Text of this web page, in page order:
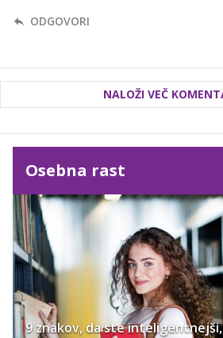
ODGOVORI
NALOŽI VEČ
Osebna rast
9 znakov, da ste